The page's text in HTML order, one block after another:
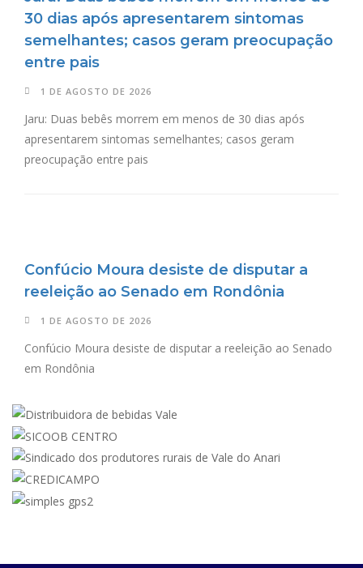
30 dias após apresentarem sintomas
semelhantes; casos geram preocupação
entre pais
1 DE AGOSTO DE 2026
Jaru: Duas bebês morrem em menos de 30 dias após
apresentarem sintomas semelhantes; casos geram
preocupação entre pais
Confúcio Moura desiste de disputar a
reeleição ao Senado em Rondônia
1 DE AGOSTO DE 2026
Confúcio Moura desiste de disputar a reeleição ao Senado
em Rondônia